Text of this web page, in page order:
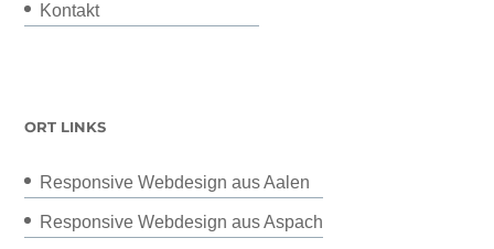
Kontakt
ORT LINKS
Responsive Webdesign aus Aalen
Responsive Webdesign aus Aspach